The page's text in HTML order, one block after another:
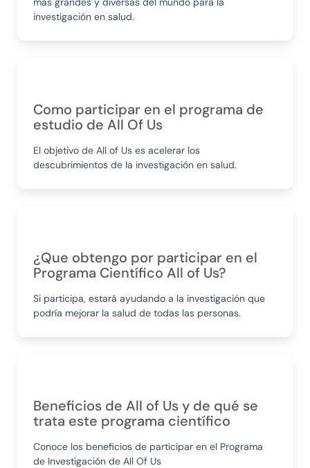
investigación en salud.
Como participar en el programa de
estudio de All Of Us
El objetivo de All of Us es acelerar los
descubrimientos de la investigación en salud.
¿Que obtengo por participar en el
Programa Científico All of Us?
Si participa, estará ayudando a la investigación que
podría mejorar la salud de todas las personas.
Beneficios de All of Us y de qué se
trata este programa científico
Conoce los beneficios de participar en el Programa
de Investigación de All Of Us